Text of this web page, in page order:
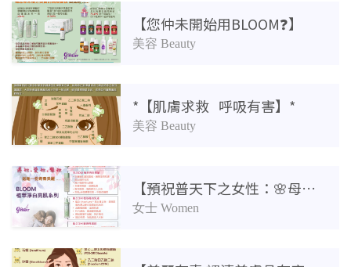
【您仲未開始用BLOOM❓】
美容 Beauty
*【肌膚求救 呼吸有害】*
美容 Beauty
【預祝普天下之女性：🌸母親節快樂🌸】
女士 Women